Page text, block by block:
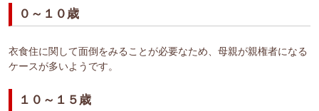
０～１０歳
衣食住に関して面倒をみることが必要なため、母親が親権者になる
ケースが多いようです。
１０～１５歳